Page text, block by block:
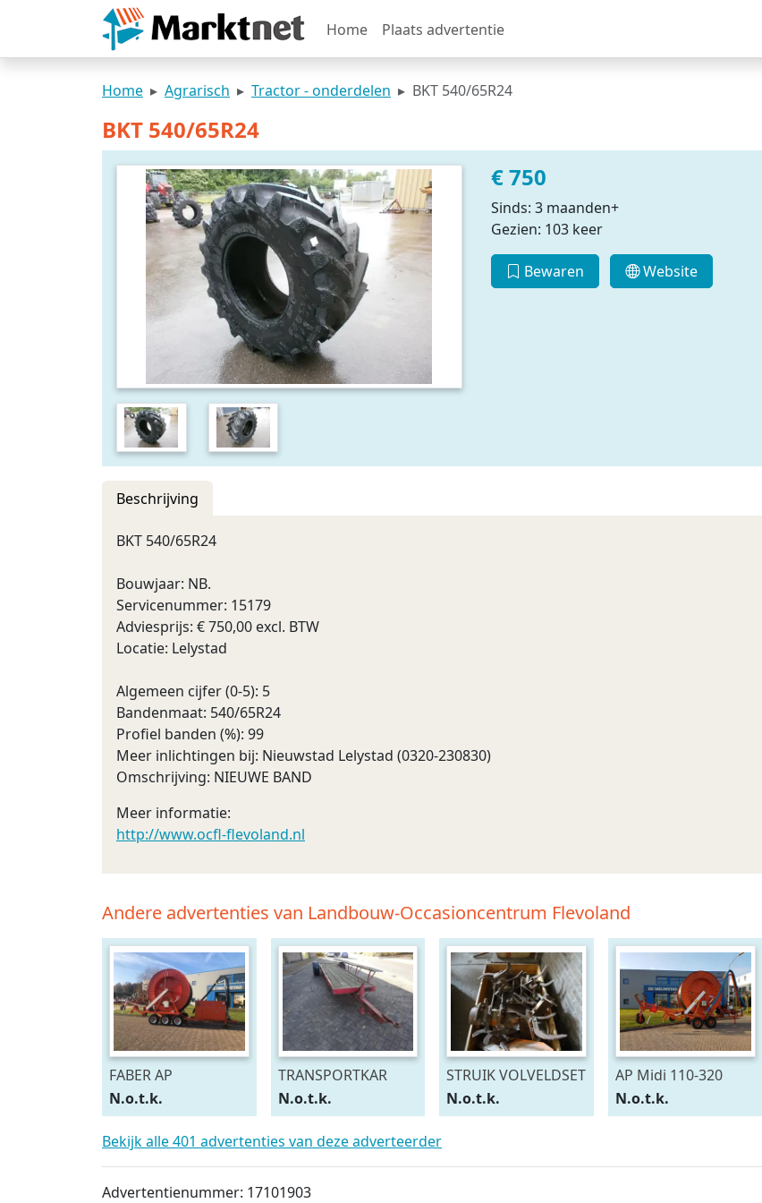
Home Plaats advertentie
Home Agrarisch Tractor - onderdelen BKT 540/65R24
BKT 540/65R24
€ 750
Sinds: 3 maanden+
Gezien: 103 keer
Bewaren Website
Beschrijving
BKT 540/65R24
Bouwjaar: NB.
Servicenummer: 15179
Adviesprijs: € 750,00 excl. BTW
Locatie: Lelystad
Algemeen cijfer (0-5): 5
Bandenmaat: 540/65R24
Profiel banden (%): 99
Meer inlichtingen bij: Nieuwstad Lelystad (0320-230830)
Omschrijving: NIEUWE BAND
Meer informatie:
http://www.ocfl-flevoland.nl
Andere advertenties van Landbouw-Occasioncentrum Flevoland
FABER AP
N.o.t.k.
TRANSPORTKAR
N.o.t.k.
STRUIK VOLVELDSET
N.o.t.k.
AP Midi 110-320
N.o.t.k.
Bekijk alle 401 advertenties van deze adverteerder
Advertentienummer: 17101903